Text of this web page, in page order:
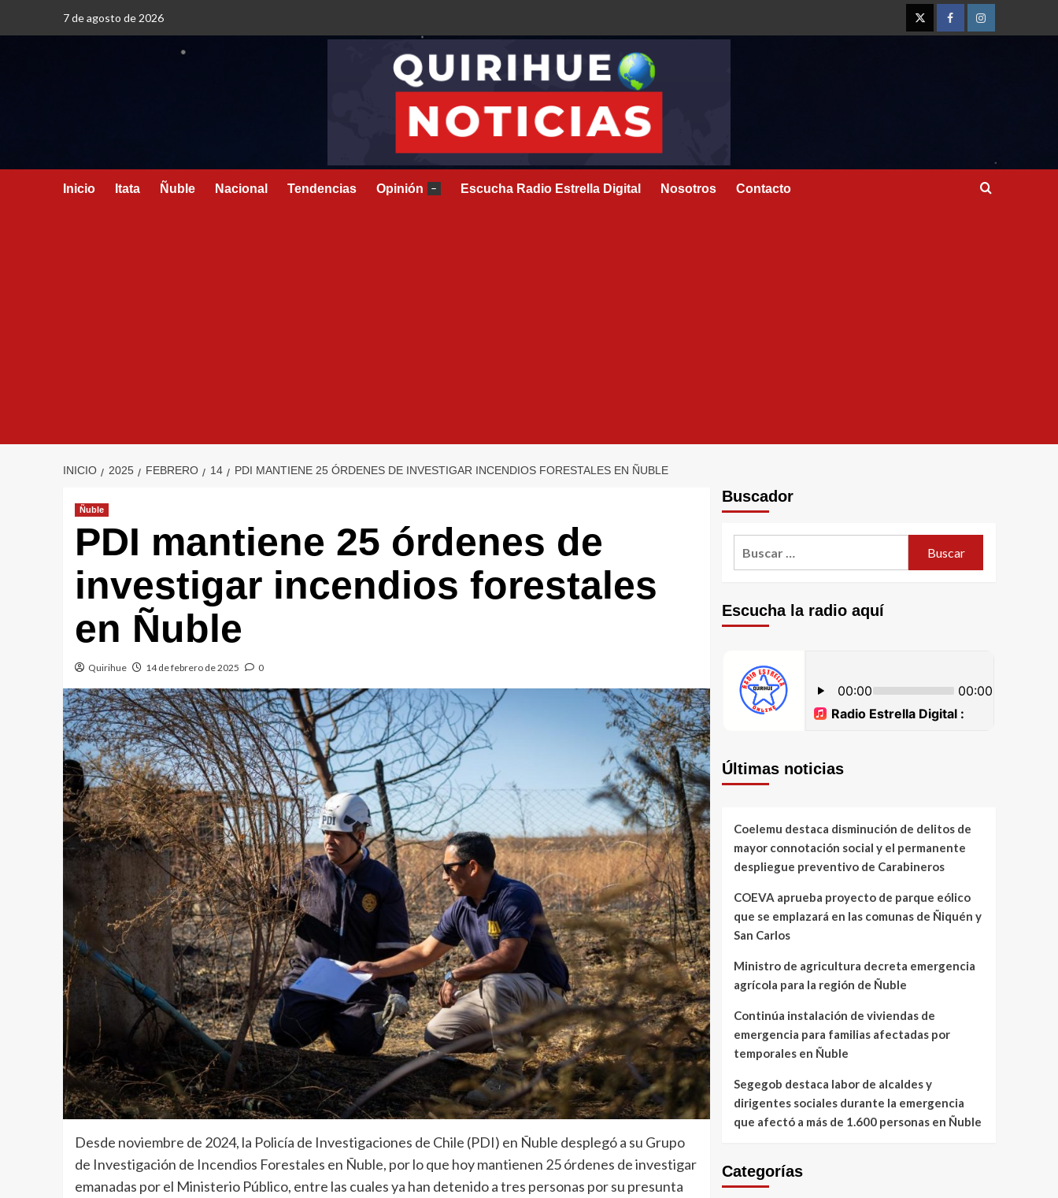
7 de agosto de 2026
Inicio Itata Ñuble Nacional Tendencias Opinión – Escucha Radio Estrella Digital Nosotros Contacto
INICIO 2025 FEBRERO 14 PDI MANTIENE 25 ÓRDENES DE INVESTIGAR INCENDIOS FORESTALES EN ÑUBLE
Ñuble
PDI mantiene 25 órdenes de
investigar incendios forestales
en Ñuble
Quirihue 14 de febrero de 2025 0
Desde noviembre de 2024, la Policía de Investigaciones de Chile (PDI) en Ñuble desplegó a su Grupo
de Investigación de Incendios Forestales en Ñuble, por lo que hoy mantienen 25 órdenes de investigar
emanadas por el Ministerio Público, entre las cuales ya han detenido a tres personas por su presunta
Buscador
Escucha la radio aquí
Últimas noticias
Coelemu destaca disminución de delitos de
mayor connotación social y el permanente
despliegue preventivo de Carabineros
COEVA aprueba proyecto de parque eólico
que se emplazará en las comunas de Ñiquén y
San Carlos
Ministro de agricultura decreta emergencia
agrícola para la región de Ñuble
Continúa instalación de viviendas de
emergencia para familias afectadas por
temporales en Ñuble
Segegob destaca labor de alcaldes y
dirigentes sociales durante la emergencia
que afectó a más de 1.600 personas en Ñuble
Categorías